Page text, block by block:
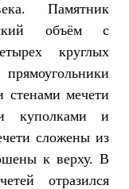
Памятник
объём с
круглых
стенами мечети
куполками и
сложены из
к верху. В
отразился